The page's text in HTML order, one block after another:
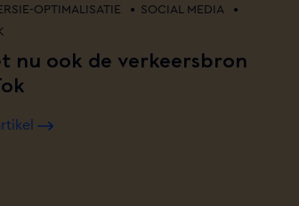
OPTIMALISATIE • SOCIAL MEDIA •
nu ook de verkeersbron